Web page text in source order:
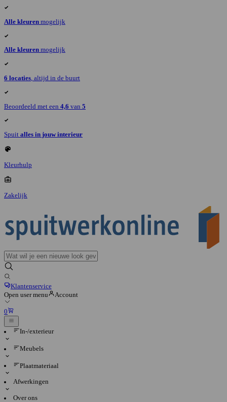
Alle kleuren mogelijk
Alle kleuren mogelijk
6 locaties, altijd in de buurt
Beoordeeld met een 4,6 van 5
Spuit alles in jouw interieur
Kleurhulp
Zakelijk
Klantenservice
Open user menu
Account
0
In-/exterieur
Meubels
Plaatmateriaal
Afwerkingen
Over ons